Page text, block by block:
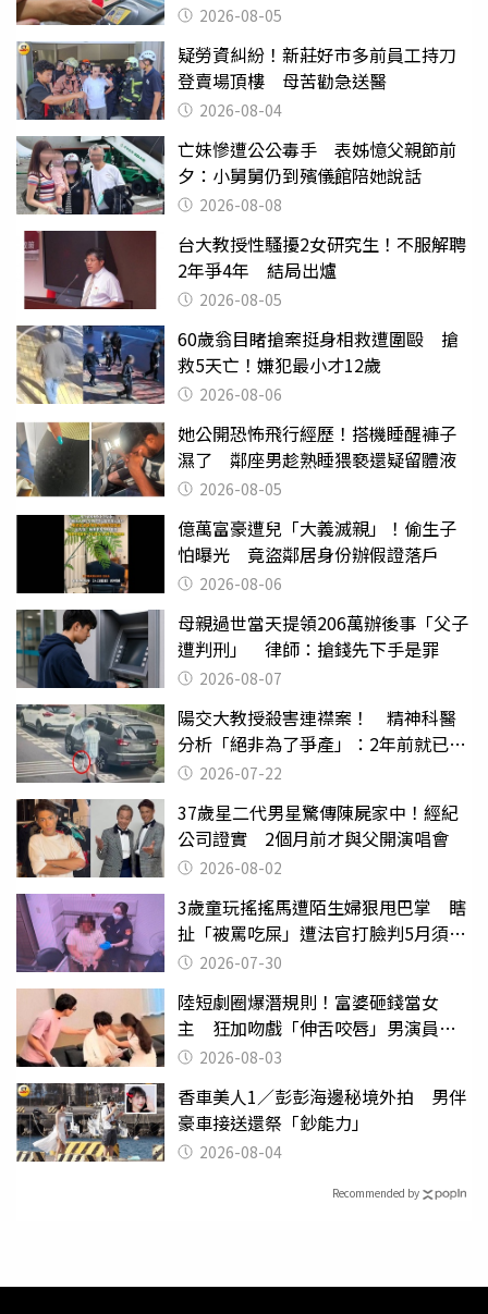
2026-08-05
疑勞資糾紛！新莊好市多前員工持刀
登賣場頂樓 母苦勸急送醫
2026-08-04
亡妹慘遭公公毒手 表姊憶父親節前
夕：小舅舅仍到殯儀館陪她說話
2026-08-08
台大教授性騷擾2女研究生！不服解聘
2年爭4年 結局出爐
2026-08-05
60歲翁目睹搶案挺身相救遭圍毆 搶
救5天亡！嫌犯最小才12歲
2026-08-06
她公開恐怖飛行經歷！搭機睡醒褲子
濕了 鄰座男趁熟睡猥褻還疑留體液
2026-08-05
億萬富豪遭兒「大義滅親」！偷生子
怕曝光 竟盜鄰居身份辦假證落戶
2026-08-06
母親過世當天提領206萬辦後事「父子
遭判刑」 律師：搶錢先下手是罪
2026-08-07
陽交大教授殺害連襟案！ 精神科醫
分析「絕非為了爭產」：2年前就已言
行詭異
2026-07-22
37歲星二代男星驚傳陳屍家中！經紀
公司證實 2個月前才與父開演唱會
2026-08-02
3歲童玩搖搖馬遭陌生婦狠甩巴掌 瞎
扯「被罵吃屎」遭法官打臉判5月須入
監 2026-07-30
陸短劇圈爆潛規則！富婆砸錢當女
主 狂加吻戲「伸舌咬唇」男演員崩
潰 2026-08-03
香車美人1／彭彭海邊秘境外拍 男伴
豪車接送還祭「鈔能力」
2026-08-04
Recommended by